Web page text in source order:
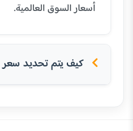
أسعار السوق العالمية.
كيف يتم تحديد سعر